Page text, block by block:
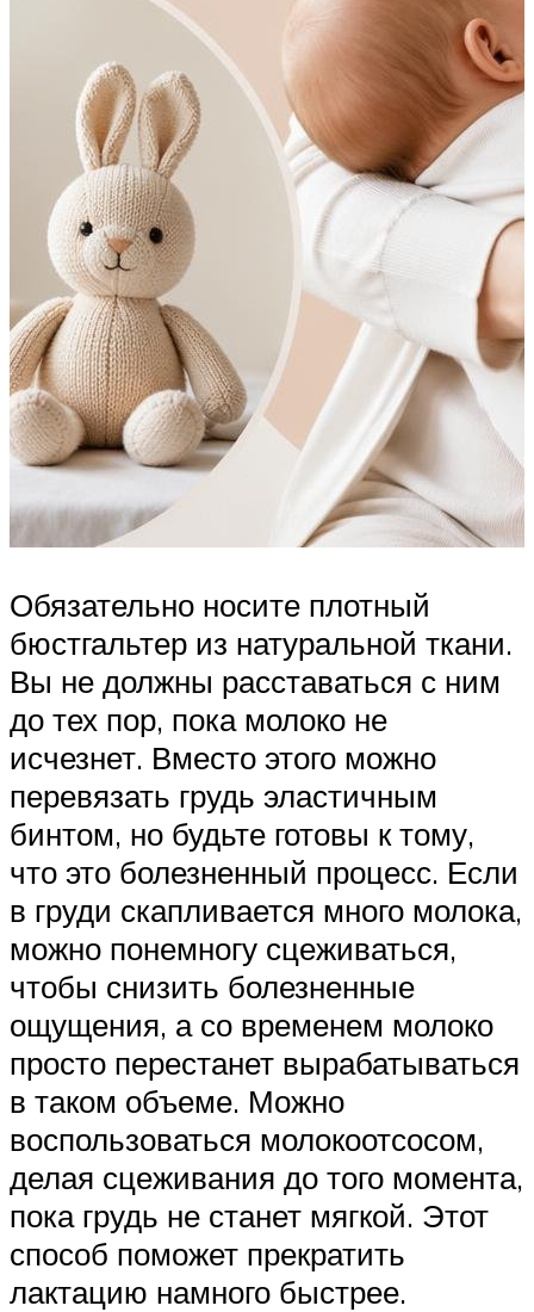
Обязательно носите плотный
бюстгальтер из натуральной ткани.
Вы не должны расставаться с ним
до тех пор, пока молоко не
исчезнет. Вместо этого можно
перевязать грудь эластичным
бинтом, но будьте готовы к тому,
что это болезненный процесс. Если
в груди скапливается много молока,
можно понемногу сцеживаться,
чтобы снизить болезненные
ощущения, а со временем молоко
просто перестанет вырабатываться
в таком объеме. Можно
воспользоваться молокоотсосом,
делая сцеживания до того момента,
пока грудь не станет мягкой. Этот
способ поможет прекратить
лактацию намного быстрее.